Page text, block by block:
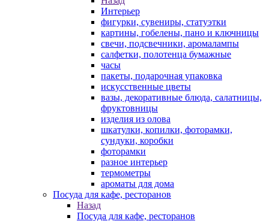
Интерьер
фигурки, сувениры, статуэтки
картины, гобелены, пано и ключницы
свечи, подсвечники, аромалампы
салфетки, полотенца бумажные
часы
пакеты, подарочная упаковка
искусственные цветы
вазы, декоративные блюда, салатницы,
фруктовницы
изделия из олова
шкатулки, копилки, фоторамки,
сундуки, коробки
фоторамки
разное интерьер
термометры
ароматы для дома
Посуда для кафе, ресторанов
Назад
Посуда для кафе, ресторанов